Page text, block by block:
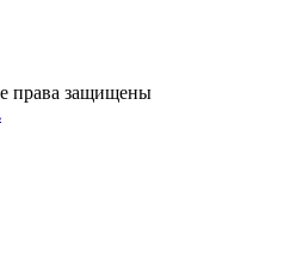
права защищены